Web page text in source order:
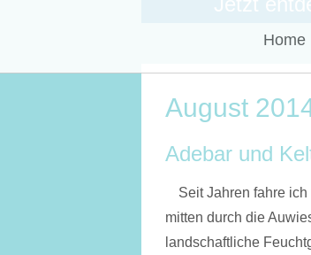
Home
August
Adebar und
Seit Jahren fahre
mitten durch die
landschaftliche